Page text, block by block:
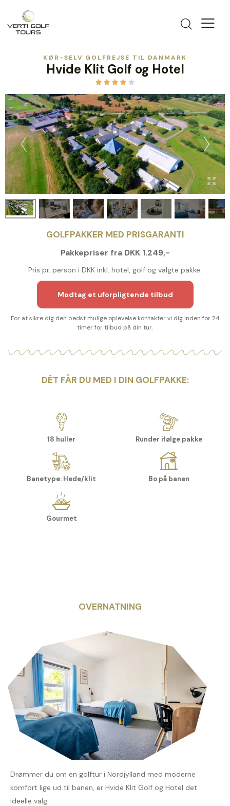
KØR-SELV GOLFREJSE TIL DANMARK
Hvide Klit Golf og Hotel
    
GOLFPAKKER MED PRISGARANTI
Pakkepriser fra DKK 1.249,-
Pris pr. person i DKK inkl. hotel, golf og valgte pakke.
Modtag et uforpligtende tilbud
For at sikre dig den bedst mulige oplevelse kontakter vi dig inden for 24
timer for tilbud på din tur.
DÉT FÅR DU MED I DIN GOLFPAKKE:
18 huller Runder ifølge pakke
Banetype: Hede/klit Bo på banen
Gourmet
OVERNATNING
Drømmer du om en golftur i Nordjylland med moderne
komfort lige ud til banen, er Hvide Klit Golf og Hotel det
ideelle valg.